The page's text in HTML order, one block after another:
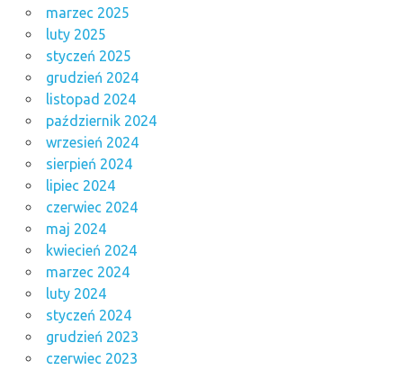
marzec 2025
luty 2025
styczeń 2025
grudzień 2024
listopad 2024
październik 2024
wrzesień 2024
sierpień 2024
lipiec 2024
czerwiec 2024
maj 2024
kwiecień 2024
marzec 2024
luty 2024
styczeń 2024
grudzień 2023
czerwiec 2023